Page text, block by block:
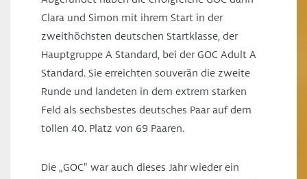
Clara und Simon mit ihrem Start in der
zweithöchsten deutschen Startklasse, der
Hauptgruppe A Standard, bei der GOC Adult A
Standard. Sie erreichten souverän die zweite
Runde und landeten in dem extrem starken
Feld als sechsbestes deutsches Paar auf dem
tollen 40. Platz von 69 Paaren.
Die „GOC“ war auch dieses Jahr wieder ein